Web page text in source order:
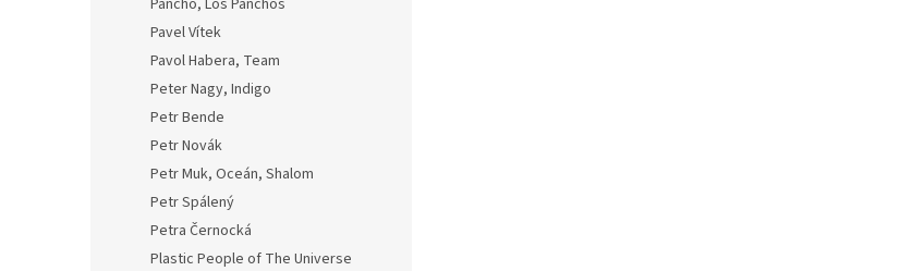
Pancho, Los Panchos
Pavel Vítek
Pavol Habera, Team
Peter Nagy, Indigo
Petr Bende
Petr Novák
Petr Muk, Oceán, Shalom
Petr Spálený
Petra Černocká
Plastic People of The Universe